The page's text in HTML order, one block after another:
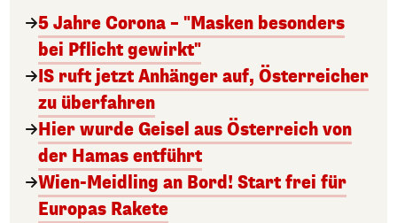
5 Jahre Corona – "Masken besonders
bei Pflicht gewirkt"
IS ruft jetzt Anhänger auf, Österreicher
zu überfahren
Hier wurde Geisel aus Österreich von
der Hamas entführt
Wien-Meidling an Bord! Start frei für
Europas Rakete